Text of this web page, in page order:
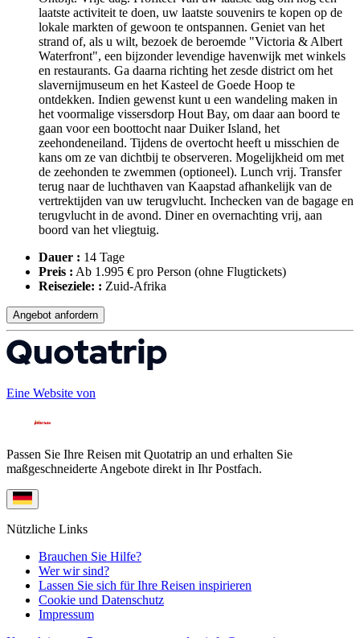
laatste activiteit te doen, uw laatste souvenirs te kopen op de
lokale markten of gewoon te ontspannen. Geniet van het
strand of, als u wilt, bezoek de beroemde "Victoria & Albert
Waterfront", een bijzonder levendige havenwijk met winkels
en restaurants. Ga daarna richting het zesde district om het
slavernijmuseum en het Kasteel de Goede Hoop te
ontdekken. Indien gewenst kunt u een wandeling maken in
het voormalige vissersdorp Hout Bay, om daar aan boord te
gaan voor een boottocht naar Duiker Island, het
zeehondeneiland. Tijdens de overtocht heeft u misschien de
kans om ze van dichtbij te observeren. Mogelijkheid om met
de zeehonden te zwemmen (optioneel). Lunch vrij. Transfer
terug naar de luchthaven van Kaapstad afhankelijk van de
vertrektijden van uw terugvlucht. Inchecken van de bagage en
terugvlucht in de avond. Diner en overnachting vrij, aan
boord van het vliegtuig.
Dauer : 14 Tage
Preis : Ab 1.995 € pro Person (ohne Flugtickets)
Reiseziele: : Zuid-Afrika
Angebot anfordern
Eine Website von
Passen Sie Ihre Reisen mit Quotatrip an und erhalten Sie
maßgeschneiderte Angebote direkt in Ihr Postfach.
Nützliche Links
Brauchen Sie Hilfe?
Wer wir sind?
Lassen Sie sich für Ihre Reisen inspirieren
Cookie und Datenschutz
Impressum